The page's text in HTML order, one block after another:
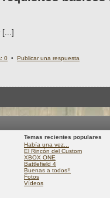
[...]
0 • Publicar una respuesta
Temas recientes populares
Había una vez...
El Rincón del Custom
XBOX ONE
Battlefield 4
Buenas a todos!!
Fotos
Vídeos